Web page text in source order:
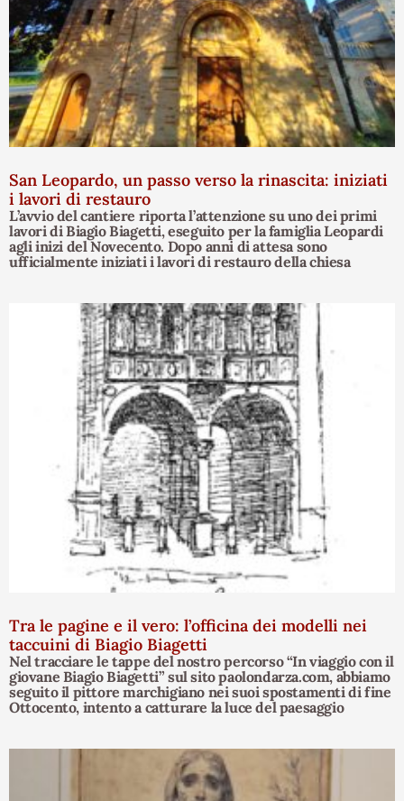
San Leopardo, un passo verso la rinascita: iniziati
i lavori di restauro
L’avvio del cantiere riporta l’attenzione su uno dei primi
lavori di Biagio Biagetti, eseguito per la famiglia Leopardi
agli inizi del Novecento. Dopo anni di attesa sono
ufficialmente iniziati i lavori di restauro della chiesa
Tra le pagine e il vero: l’officina dei modelli nei
taccuini di Biagio Biagetti
Nel tracciare le tappe del nostro percorso “In viaggio con il
giovane Biagio Biagetti” sul sito paolondarza.com, abbiamo
seguito il pittore marchigiano nei suoi spostamenti di fine
Ottocento, intento a catturare la luce del paesaggio